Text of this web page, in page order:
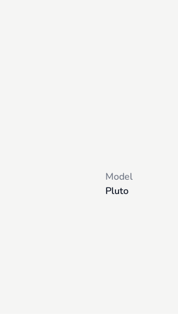
Model
Pluto